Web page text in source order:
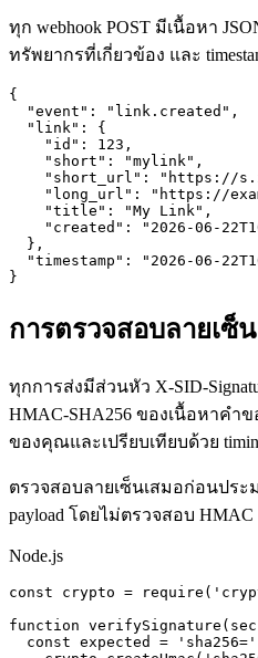
ทุก webhook POST มีเนื้อหา
ทรัพยากรที่เกี่ยวข้อง และ
{
  "event": "link.created",
  "link": {
    "id": 123,
    "short": "mylink",
"short_url": "https://
"long_url": "https://
    "title": "My Link",
"created": "2026-06-
  },
"timestamp": "2026-06-
}
การตรวจสอบลายเซ็น
ทุกการส่งมีส่วนหัว X-SID-
HMAC-SHA256 ของเนื้อหาคำข
ของคุณและเปรียบเทียบด้วย
ตรวจสอบลายเซ็นเสมอก่อนปร
payload โดยไม่ตรวจสอบ HMAC
Node.js
const crypto =
function
const expected =